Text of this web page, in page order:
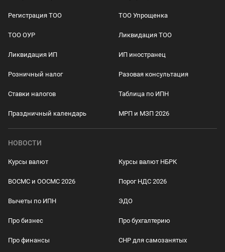
Регистрация ТОО ТОО Упрощенка
ТОО ОУР Ликвидация ТОО
Ликвидация ИП ИП иностранец
Розничный налог Разовая консультация
Ставки налогов Таблица по ИПН
Праздничный календарь МРП и МЗП 2026
НОВОСТИ
Курсы валют Курсы валют НБРК
ВОСМС и ООСМС 2026 Порог НДС 2026
Вычеты по ИПН ЭДО
Про бизнес Про бухгалтерию
Про финансы СНР для самозанятых